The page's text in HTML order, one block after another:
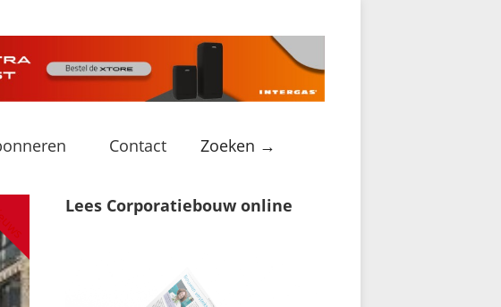
Contact Zoeken →
Lees Corporatiebouw online